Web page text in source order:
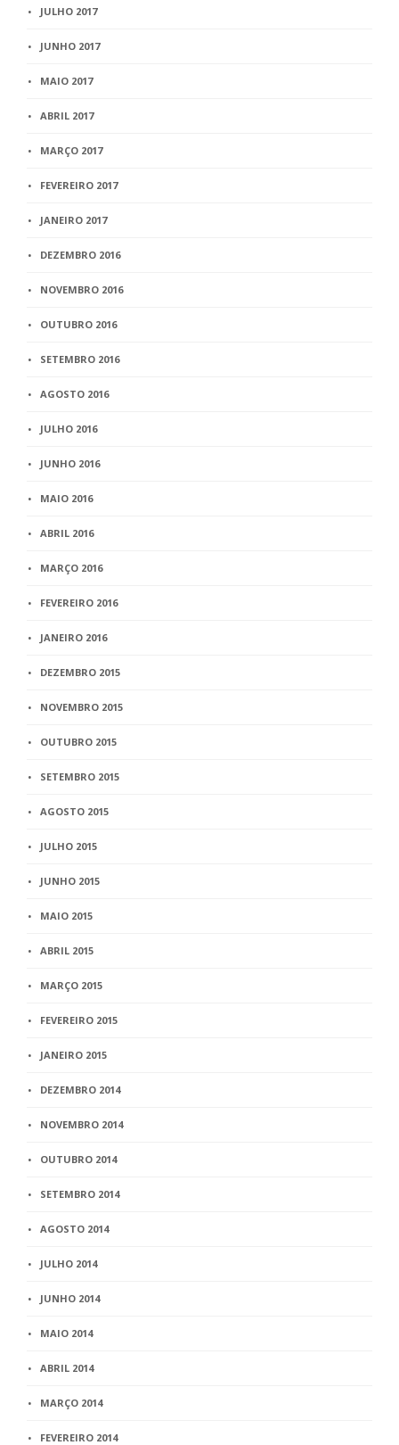
JULHO 2017
JUNHO 2017
MAIO 2017
ABRIL 2017
MARÇO 2017
FEVEREIRO 2017
JANEIRO 2017
DEZEMBRO 2016
NOVEMBRO 2016
OUTUBRO 2016
SETEMBRO 2016
AGOSTO 2016
JULHO 2016
JUNHO 2016
MAIO 2016
ABRIL 2016
MARÇO 2016
FEVEREIRO 2016
JANEIRO 2016
DEZEMBRO 2015
NOVEMBRO 2015
OUTUBRO 2015
SETEMBRO 2015
AGOSTO 2015
JULHO 2015
JUNHO 2015
MAIO 2015
ABRIL 2015
MARÇO 2015
FEVEREIRO 2015
JANEIRO 2015
DEZEMBRO 2014
NOVEMBRO 2014
OUTUBRO 2014
SETEMBRO 2014
AGOSTO 2014
JULHO 2014
JUNHO 2014
MAIO 2014
ABRIL 2014
MARÇO 2014
FEVEREIRO 2014